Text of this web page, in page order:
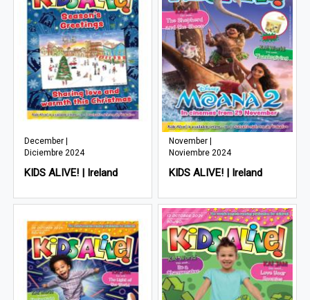
December |
Diciembre 2024
KIDS ALIVE! | Ireland
November |
Noviembre 2024
KIDS ALIVE! | Ireland